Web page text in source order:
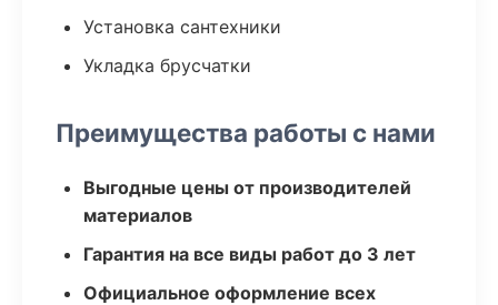
Установка сантехники
Укладка брусчатки
Преимущества работы с нами
Выгодные цены от производителей
материалов
Гарантия на все виды работ до 3 лет
Официальное оформление всех